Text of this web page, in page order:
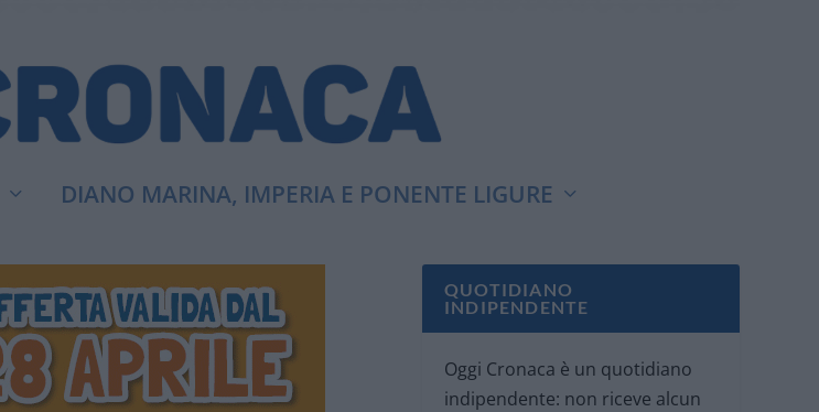
DIANO MARINA, IMPERIA E PONENTE LIGURE
QUOTIDIANO
INDIPENDENTE
Oggi Cronaca è un quotidiano
indipendente: non riceve alcun